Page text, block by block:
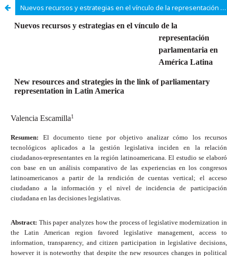
Nuevos recursos y estrategias en el vínculo de la representación parlamentaria en América Latina